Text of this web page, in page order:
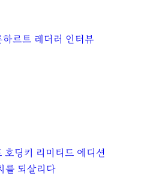
르트 레더러 인터뷰
딩키 리미티드 에디션
를 되살리다